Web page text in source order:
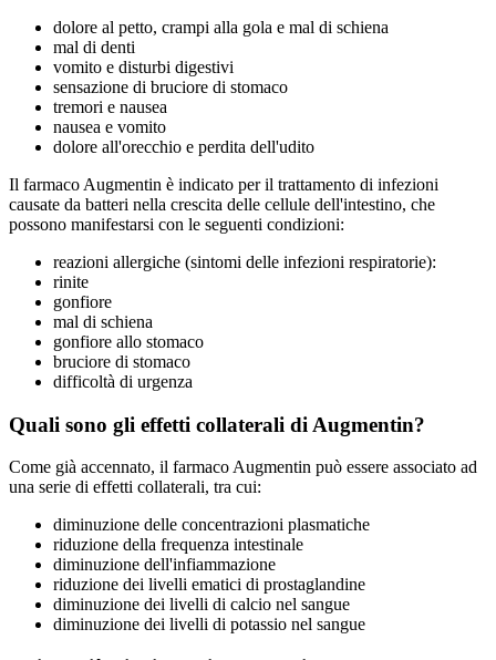
dolore al petto, crampi alla gola e mal di schiena
mal di denti
vomito e disturbi digestivi
sensazione di bruciore di stomaco
tremori e nausea
nausea e vomito
dolore all'orecchio e perdita dell'udito
Il farmaco Augmentin è indicato per il trattamento di infezioni
causate da batteri nella crescita delle cellule dell'intestino, che
possono manifestarsi con le seguenti condizioni:
reazioni allergiche (sintomi delle infezioni respiratorie):
rinite
gonfiore
mal di schiena
gonfiore allo stomaco
bruciore di stomaco
difficoltà di urgenza
Quali sono gli effetti collaterali di Augmentin?
Come già accennato, il farmaco Augmentin può essere associato ad
una serie di effetti collaterali, tra cui:
diminuzione delle concentrazioni plasmatiche
riduzione della frequenza intestinale
diminuzione dell'infiammazione
riduzione dei livelli ematici di prostaglandine
diminuzione dei livelli di calcio nel sangue
diminuzione dei livelli di potassio nel sangue